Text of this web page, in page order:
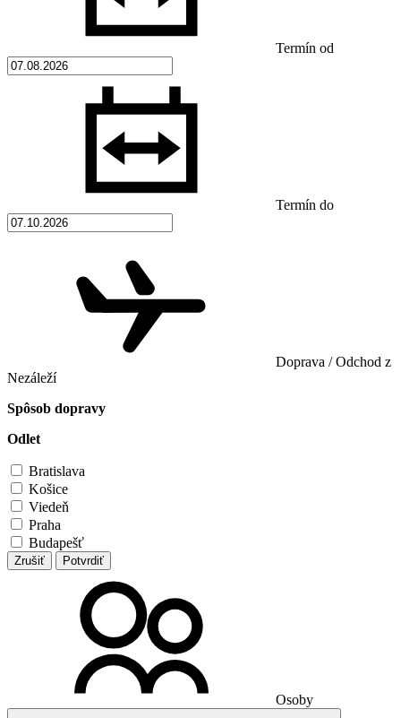
Termín od
Termín do
Doprava / Odchod z
Nezáleží
Spôsob dopravy
Odlet
Bratislava
Košice
Viedeň
Praha
Budapešť
Zrušiť Potvrdiť
Osoby